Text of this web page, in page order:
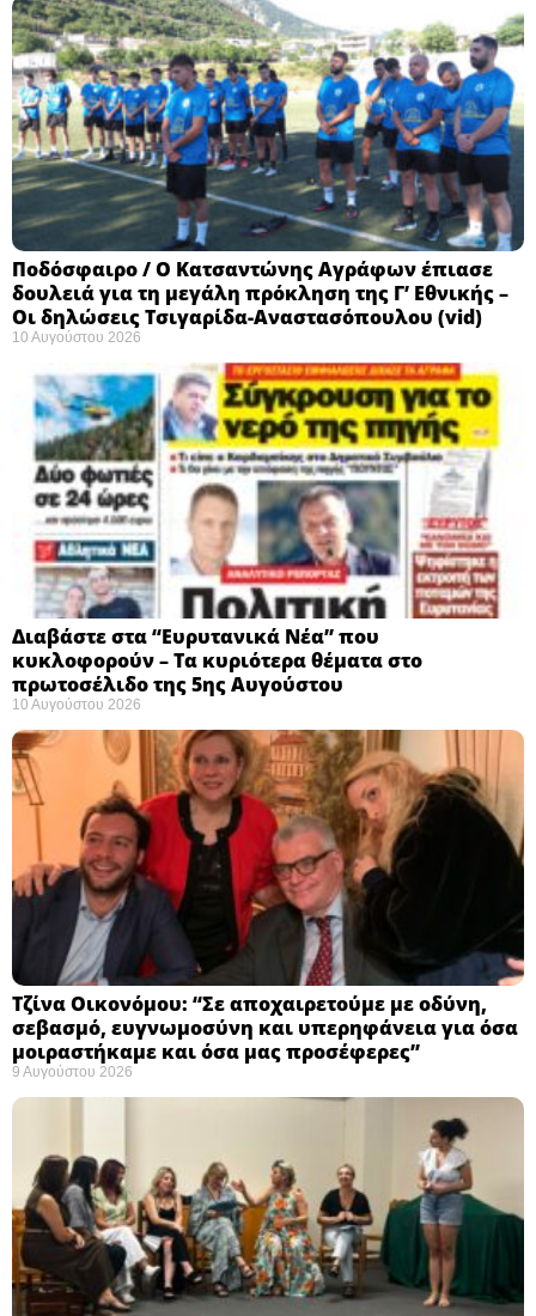
Ποδόσφαιρο / Ο Κατσαντώνης Αγράφων έπιασε
δουλειά για τη μεγάλη πρόκληση της Γ’ Εθνικής –
Οι δηλώσεις Τσιγαρίδα-Αναστασόπουλου (vid)
10 Αυγούστου 2026
Διαβάστε στα “Ευρυτανικά Νέα” που
κυκλοφορούν – Τα κυριότερα θέματα στο
πρωτοσέλιδο της 5ης Αυγούστου
10 Αυγούστου 2026
Τζίνα Οικονόμου: “Σε αποχαιρετούμε με οδύνη,
σεβασμό, ευγνωμοσύνη και υπερηφάνεια για όσα
μοιραστήκαμε και όσα μας προσέφερες”
9 Αυγούστου 2026